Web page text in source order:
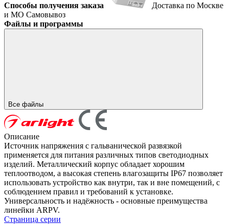
Способы получения заказа
Доставка по Москве
и МО Самовывоз
Файлы и программы
Все файлы
Описание
Источник напряжения с гальванической развязкой
применяется для питания различных типов светодиодных
изделий. Металлический корпус обладает хорошим
теплоотводом, а высокая степень влагозащиты IP67 позволяет
использовать устройство как внутри, так и вне помещений, с
соблюдением правил и требований к установке.
Универсальность и надёжность - основные преимущества
линейки ARPV.
Страница серии